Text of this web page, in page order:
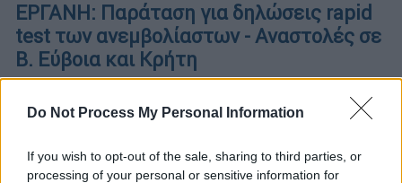
Do Not Process My Personal Information
If you wish to opt-out of the sale, sharing to third parties, or
processing of your personal or sensitive information for
ΕΡΓΑΝΗ: Παράταση για δηλώσεις rapid
test των ανεμβολίαστων - Αναστολές σε
Β. Εύβοια και Κρήτη
Δεκεμβρίου